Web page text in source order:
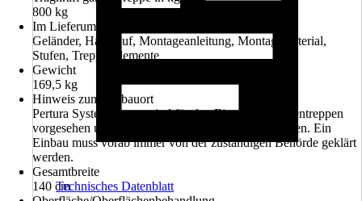
800 kg
Im Lieferumfang enthalten
Geländer, Handlauf, Montageanleitung, Montagematerial,
Stufen, Treppenelemente
Gewicht
169,5 kg
Hinweis zum Einbauort
Pertura Systemtreppen sind für den Einsatz als Nebentreppen
vorgesehen und sind als Haupttreppe nicht zugelassen. Ein
Einbau muss vorab immer von der zuständigen Behörde geklärt
werden.
Gesamtbreite
140 cmTechnisches Datenblatt